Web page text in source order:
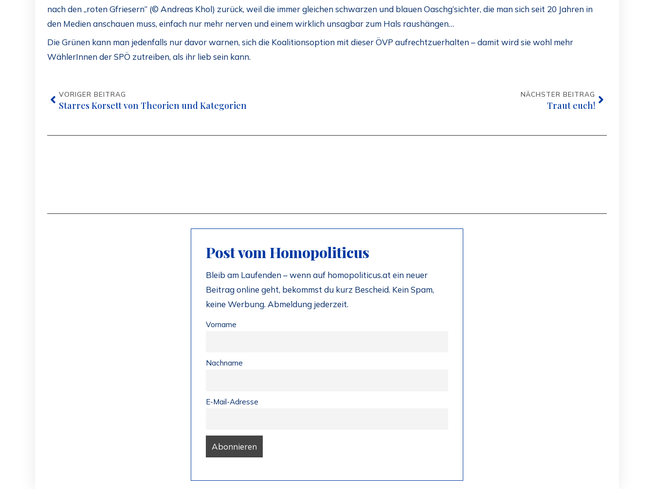
nach den „roten Gfriesern“ (© Andreas Khol) zurück, weil die immer gleichen schwarzen und blauen Oaschg’sichter, die man sich seit 20 Jahren in
den Medien anschauen muss, einfach nur mehr nerven und einem wirklich unsagbar zum Hals raushängen…
Die Grünen kann man jedenfalls nur davor warnen, sich die Koalitionsoption mit dieser ÖVP aufrechtzuerhalten – damit wird sie wohl mehr
WählerInnen der SPÖ zutreiben, als ihr lieb sein kann.
VORIGER BEITRAG
Starres Korsett von Theorien und Kategorien
NÄCHSTER BEITRAG
Traut euch!
Post vom Homopoliticus
Bleib am Laufenden – wenn auf homopoliticus.at ein neuer
Beitrag online geht, bekommst du kurz Bescheid. Kein Spam,
keine Werbung. Abmeldung jederzeit.
Vorname
Nachname
E-Mail-Adresse